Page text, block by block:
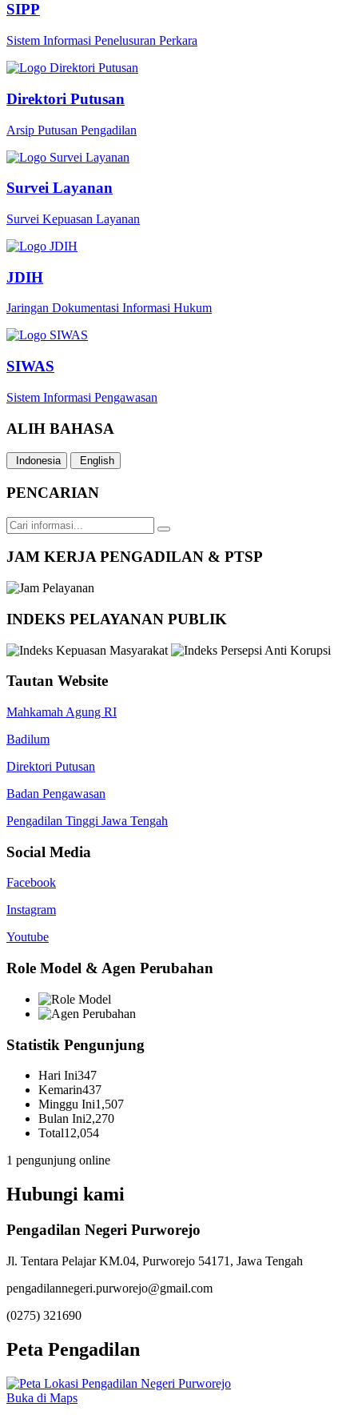
SIPP
Sistem Informasi Penelusuran Perkara
Direktori Putusan
Arsip Putusan Pengadilan
Survei Layanan
Survei Kepuasan Layanan
JDIH
Jaringan Dokumentasi Informasi Hukum
SIWAS
Sistem Informasi Pengawasan
ALIH BAHASA
Indonesia English
PENCARIAN
JAM KERJA PENGADILAN & PTSP
INDEKS PELAYANAN PUBLIK
Tautan Website
Mahkamah Agung RI
Badilum
Direktori Putusan
Badan Pengawasan
Pengadilan Tinggi Jawa Tengah
Social Media
Facebook
Instagram
Youtube
Role Model & Agen Perubahan
Statistik Pengunjung
Hari Ini347
Kemarin437
Minggu Ini1,507
Bulan Ini2,270
Total12,054
1 pengunjung online
Hubungi kami
Pengadilan Negeri Purworejo
Jl. Tentara Pelajar KM.04, Purworejo 54171, Jawa Tengah
pengadilannegeri.purworejo@gmail.com
(0275) 321690
Peta Pengadilan
Buka di Maps